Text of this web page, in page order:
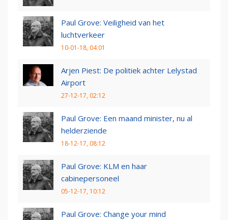
Paul Grove: Veiligheid van het
luchtverkeer
10-01-18, 04:01
Arjen Piest: De politiek achter Lelystad
Airport
27-12-17, 02:12
Paul Grove: Een maand minister, nu al
helderziende
18-12-17, 08:12
Paul Grove: KLM en haar
cabinepersoneel
05-12-17, 10:12
Paul Grove: Change your mind